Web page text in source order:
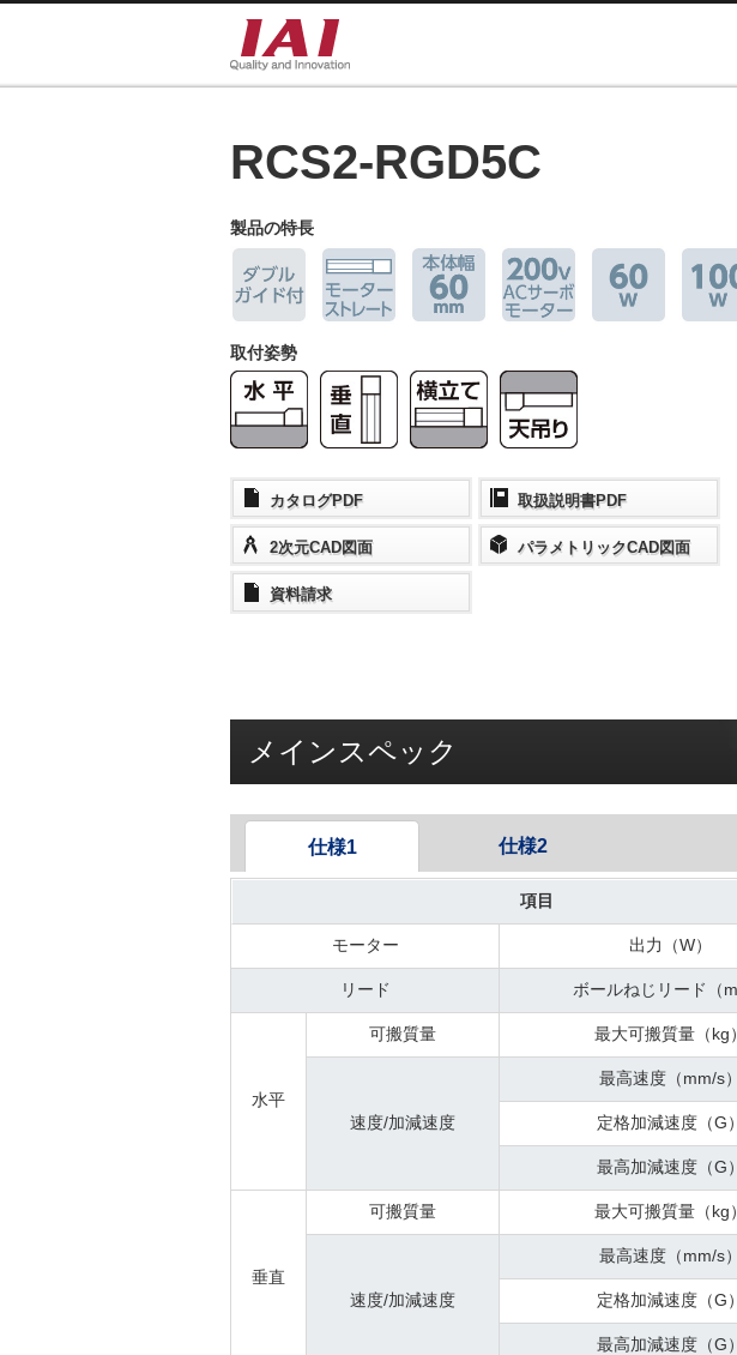
RCS2-RGD5C
製品の特長
取付姿勢
カタログPDF
2次元CAD図面
資料請求
取扱説明書PDF
パラメトリックCAD図面
メインスペック
仕様1
項目
モーター 出力（W）
リード ボールねじリード（
水平
可搬質量 最大可搬質量（kg）
速度/加減速度
最高速度（mm/s）
定格加減速度（G）
最高加減速度（G）
垂直
可搬質量 最大可搬質量（kg）
速度/加減速度
最高速度（mm/s）
定格加減速度（G）
最高加減速度（G）
仕様2